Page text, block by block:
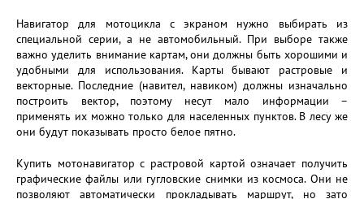
Навигатор для мотоцикла с экраном нужно выбирать из
специальной серии, а не автомобильный. При выборе также
важно уделить внимание картам, они должны быть хорошими и
удобными для использования. Карты бывают растровые и
векторные. Последние (навител, навиком) должны изначально
построить вектор, поэтому несут мало информации –
применять их можно только для населенных пунктов. В лесу же
они будут показывать просто белое пятно.
Купить мотонавигатор с растровой картой означает получить
графические файлы или гугловские снимки из космоса. Они не
позволяют автоматически прокладывать маршрут, но зато